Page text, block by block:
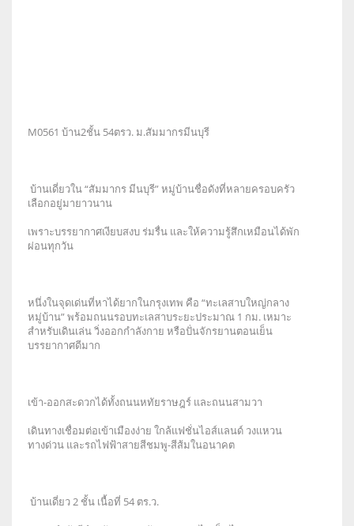
M0561 บ้าน2ชั้น 54ตรว. ม.สัมมากรมีนบุรี
บ้านเดี่ยวใน “สัมมากร มีนบุรี” หมู่บ้านชื่อดังที่หลายครอบครัว
เลือกอยู่มายาวนาน
เพราะบรรยากาศเงียบสงบ ร่มรื่น และให้ความรู้สึกเหมือนได้พัก
ผ่อนทุกวัน
หนึ่งในจุดเด่นที่หาได้ยากในกรุงเทพ คือ “ทะเลสาบใหญ่กลาง
หมู่บ้าน” พร้อมถนนรอบทะเลสาบระยะประมาณ 1 กม. เหมาะ
สำหรับเดินเล่น วิ่งออกกำลังกาย หรือปั่นจักรยานตอนเย็น
บรรยากาศดีมาก
เข้า-ออกสะดวกได้ทั้งถนนหทัยราษฎร์ และถนนสามวา
เดินทางเชื่อมต่อเข้าเมืองง่าย ใกล้แฟชั่นไอส์แลนด์ วงแหวน
ทางด่วน และรถไฟฟ้าสายสีชมพู-สีส้มในอนาคต
บ้านเดี่ยว 2 ชั้น เนื้อที่ 54 ตร.ว.